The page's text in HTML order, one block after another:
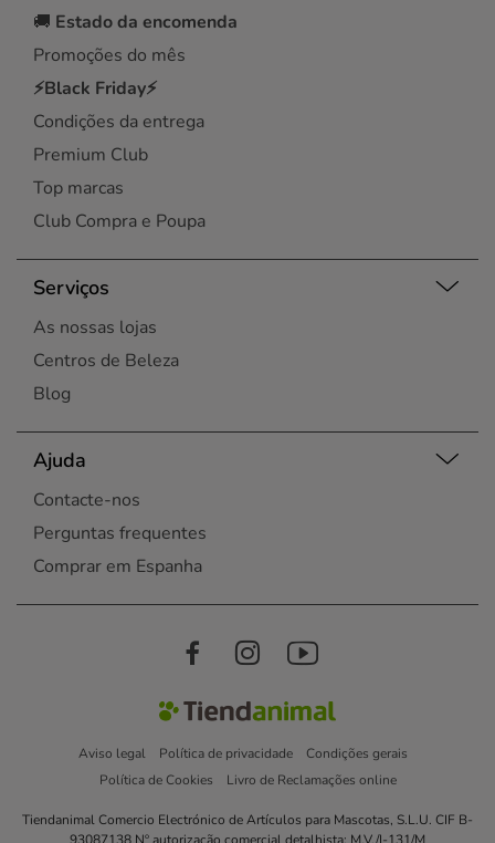
🚚 Estado da encomenda
Promoções do mês
⚡Black Friday⚡
Condições da entrega
Premium Club
Top marcas
Club Compra e Poupa
Serviços
As nossas lojas
Centros de Beleza
Blog
Ajuda
Contacte-nos
Perguntas frequentes
Comprar em Espanha
Aviso legal Política de privacidade
Condições gerais
Política de Cookies
Livro de Reclamações online
Tiendanimal Comercio Electrónico de Artículos para Mascotas, S.L.U. CIF B-